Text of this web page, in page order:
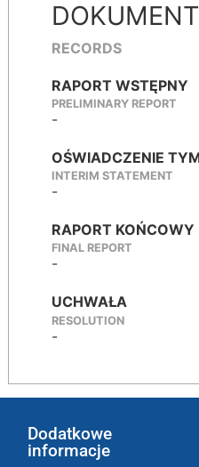
RECORDS
RAPORT WSTĘPNY
PRELIMINARY REPORT
-
OŚWIADCZENIE
INTERIM STATEMENT
-
RAPORT KOŃCOWY
FINAL REPORT
-
UCHWAŁA
RESOLUTION
-
Dodatkowe
informacje